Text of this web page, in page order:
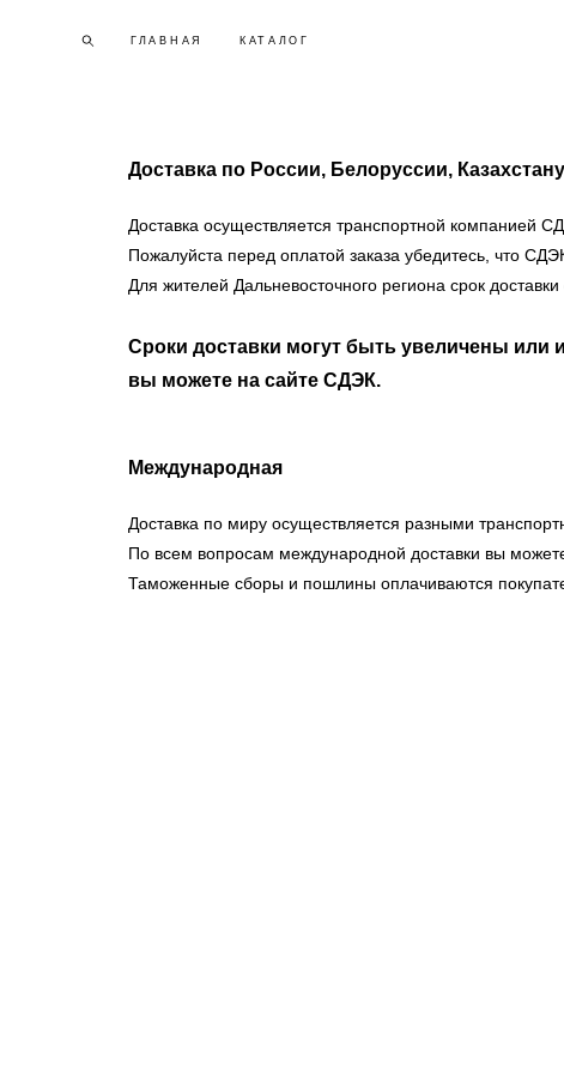
ГЛАВНАЯ КАТАЛОГ
ГЛАВНАЯ КАТАЛОГ
Доставка по России, Белоруссии,
Доставка осуществляется транспортной компанией
Пожалуйста перед оплатой заказа убедитесь, что
Для жителей Дальневосточного региона срок
Сроки доставки могут быть увеличены или
вы можете на сайте СДЭК.
Международная
Доставка по миру осуществляется разными
По всем вопросам международной доставки вы
Таможенные сборы и пошлины оплачиваются